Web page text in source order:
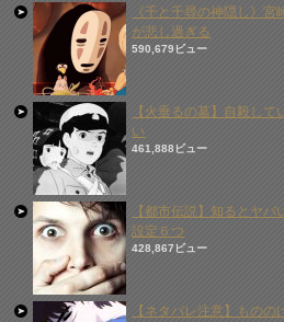
《千と千尋の神隠し》
が悲し過ぎる
590,679ビュー
【火垂るの墓】自殺し
い
461,888ビュー
【都市伝説】知るとヤ
設定６つ
428,867ビュー
【ネタバレ注意】もの